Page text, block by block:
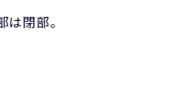
閉部。